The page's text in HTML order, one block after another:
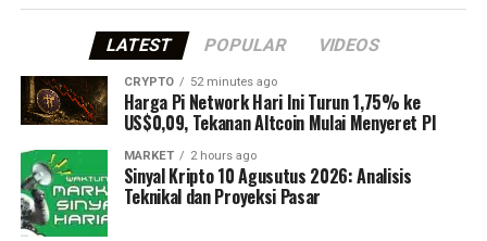
LATEST POPULAR VIDEOS
CRYPTO 52 minutes ago
Harga Pi Network Hari Ini Turun 1,75% ke
US$0,09, Tekanan Altcoin Mulai Menyeret PI
MARKET 2 hours ago
Sinyal Kripto 10 Agusutus 2026: Analisis
Teknikal dan Proyeksi Pasar